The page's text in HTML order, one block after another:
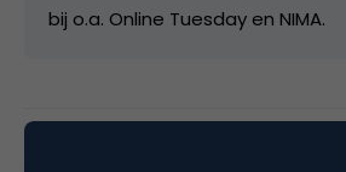
bij o.a. Online Tuesday en NIMA.